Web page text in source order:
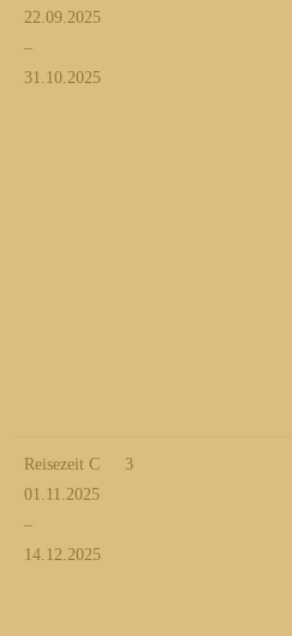
22.09.2025
–
31.10.2025
Reisezeit C
01.11.2025
–
14.12.2025
3